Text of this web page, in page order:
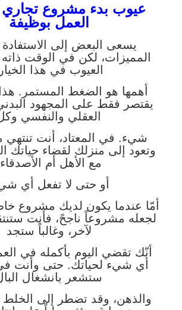
عيوب بدء مشروع تجاري
العمل بوظيفة
يسعى البعض إلى
المميزات، لكن في الوقت
العيوب في هذا
أهمها هو الضغط المستمر.
يقتصر فقط على المجهود
العقلي والنفسي
شيء. في المعتاد، أنت تنتهي
وتعود إلى منزلك لقضاء حياتك
مع الأهل أم
أو حتى لا تفعل أي
أمّا عندما يكون لديك مشروع
لجعله مشروعاً ناجحً، فأنت
لآخر، وغالباً ستجد
أنّك تقضي اليوم بأكمله في
أي شيء لحياتك. حتى وأنت
ستشعر بانشغال
والذهن، وقد تضطر إلى الخلط